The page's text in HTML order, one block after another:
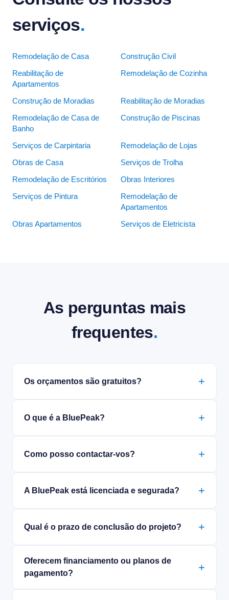
serviços.
Remodelação de Casa Construção Civil
Reabilitação de
Apartamentos
Remodelação de Cozinha
Construção de Moradias Reabilitação de Moradias
Remodelação de Casa de
Banho
Construção de Piscinas
Serviços de Carpintaria Remodelação de Lojas
Obras de Casa Serviços de Trolha
Remodelação de Escritórios Obras Interiores
Serviços de Pintura
Remodelação de
Apartamentos
Obras Apartamentos Serviços de Eletricista
As perguntas mais
frequentes.
Os orçamentos são gratuitos?
O que é a BluePeak?
Como posso contactar-vos?
A BluePeak está licenciada e segurada?
Qual é o prazo de conclusão do projeto?
Oferecem financiamento ou planos de
pagamento?